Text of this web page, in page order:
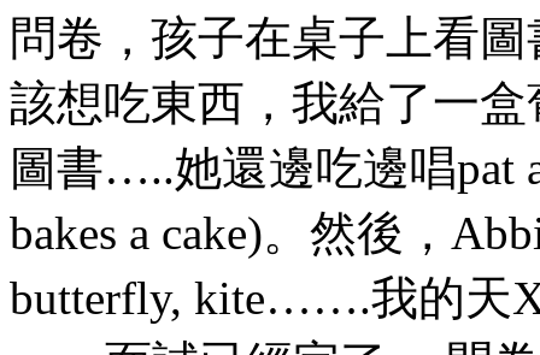
問卷，孩子在桌子上看
該想吃東西，我給了一
圖書…..她還邊吃邊唱pat
bakes a cake)。然後，
butterfly, kite…….我的天